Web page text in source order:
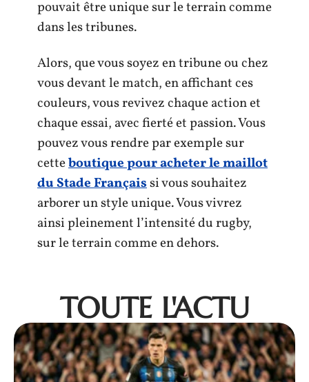
pouvait être unique sur le terrain comme
dans les tribunes.
Alors, que vous soyez en tribune ou chez
vous devant le match, en affichant ces
couleurs, vous revivez chaque action et
chaque essai, avec fierté et passion. Vous
pouvez vous rendre par exemple sur
cetteboutique pour acheter le maillot
du Stade Françaissi vous souhaitez
arborer un style unique. Vous vivrez
ainsi pleinement l’intensité du rugby,
sur le terrain comme en dehors.
TOUTE L'ACTU